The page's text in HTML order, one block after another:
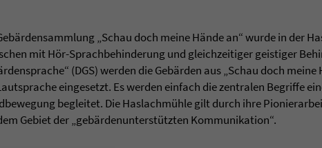
„Schau doch meine Hände an“ wurde in der
mit Hör-Sprachbehinderung und gleichzeitiger geistiger
(DGS) werden die Gebärden aus „Schau doch
eingesetzt. Es werden einfach die zentralen Begriffe
begleitet. Die Haslachmühle gilt durch ihre
Gebiet der „gebärdenunterstützten Kommunikation“.